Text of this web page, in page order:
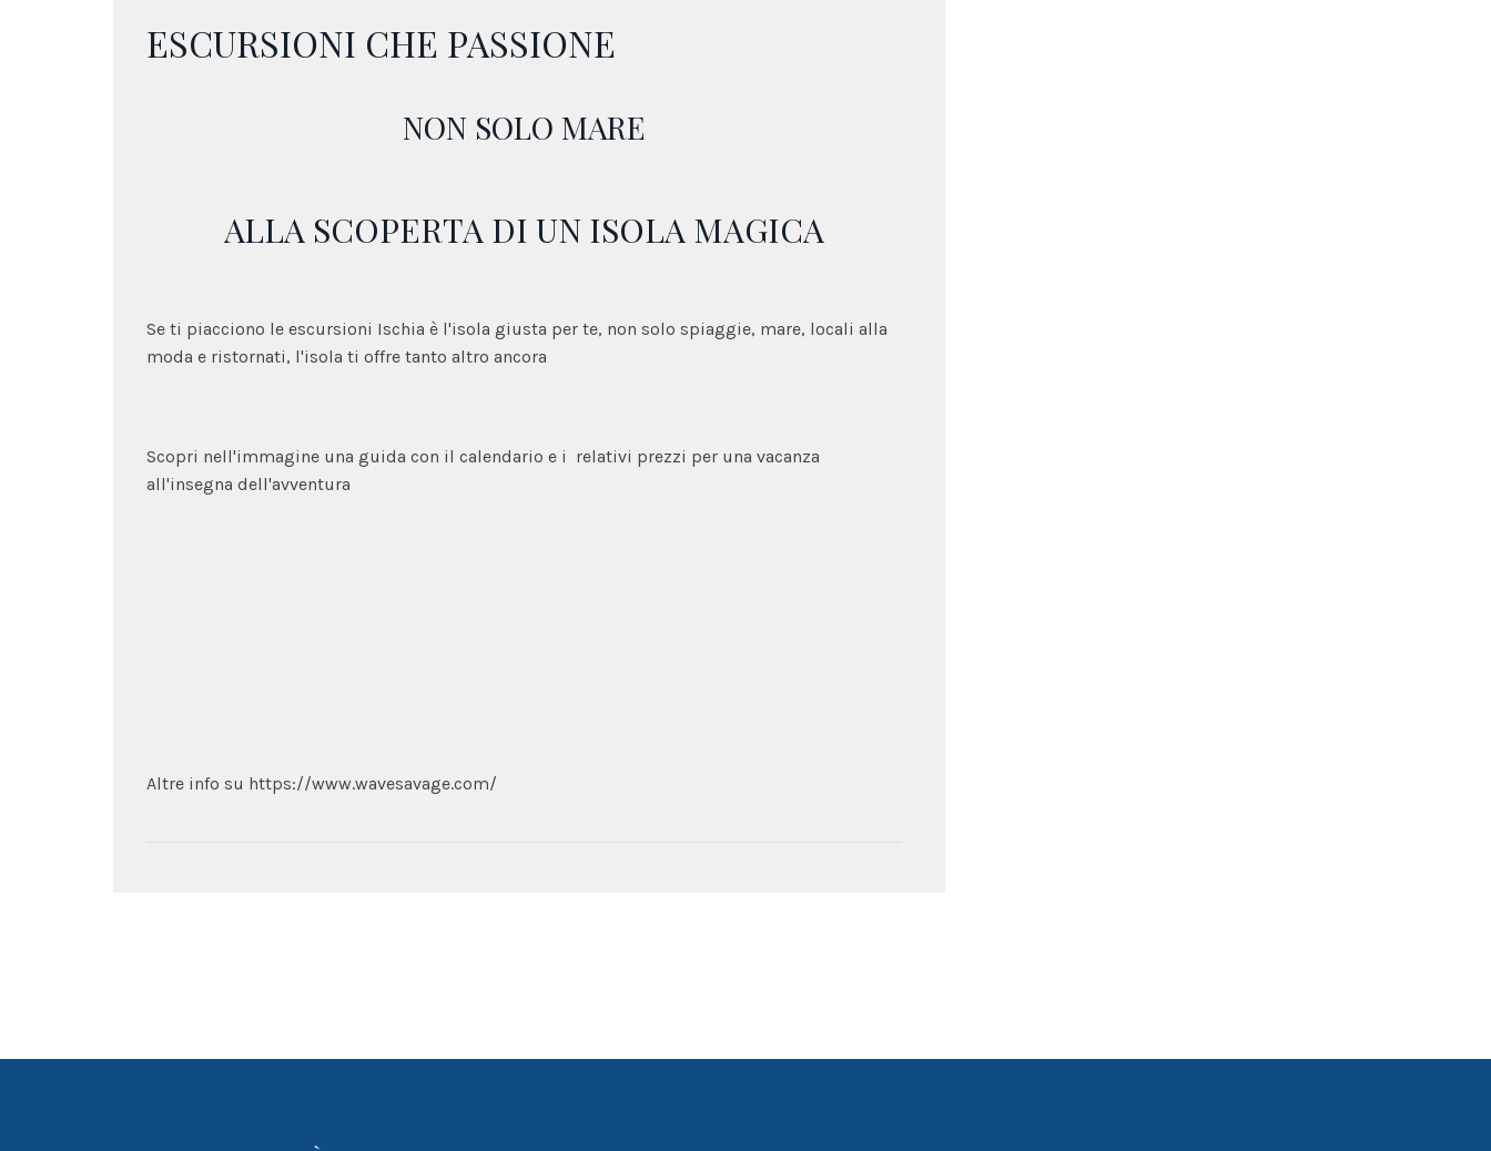
ESCURSIONI CHE PASSIONE
NON SOLO MARE
ALLA SCOPERTA DI UN ISOLA MAGICA
Se ti piacciono le escursioni Ischia è l'isola giusta per te, non solo spiaggie, mare, locali alla
moda e ristornati, l'isola ti offre tanto altro ancora
Scopri nell'immagine una guida con il calendario e i relativi prezzi per una vacanza
all'insegna dell'avventura
Altre info su https://www.wavesavage.com/